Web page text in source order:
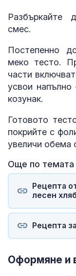
Разбъркайте
смес.
Постепенно
меко тесто.
части
усвои напълно
козунак.
Готовото
покрийте с
увеличи обема
Още по темата
Рецепта
лесен хляб
Рецепта
Оформяне и